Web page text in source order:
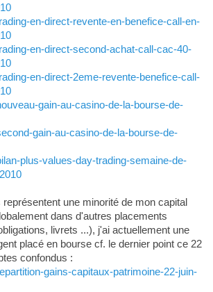
en-direct-revente-en-benefice-call-en-
en-direct-second-achat-call-cac-40-
en-direct-2eme-revente-benefice-call-
gain-au-casino-de-la-bourse-de-
gain-au-casino-de-la-bourse-de-
plus-values-day-trading-semaine-de-
une minorité de mon capital
dans d'autres placements
livrets ...), j'ai actuellement une
placé en bourse cf. le dernier point ce 22
confondus :
gains-capitaux-patrimoine-22-juin-